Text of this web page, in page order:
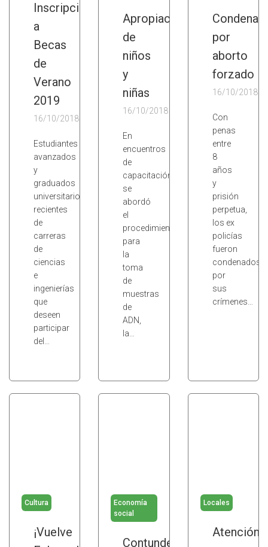
Inscripción
a
Becas
de
Verano
2019
16/10/2018
Estudiantes
avanzados
y
graduados
universitarios
recientes
de
carreras
de
ciencias
e
ingenierías
que
deseen
participar
del…
Apropiación
de
niños
y
niñas
16/10/2018
En
encuentros
de
capacitación
se
abordó
el
procedimiento
para
la
toma
de
muestras
de
ADN,
la…
Condena
por
aborto
forzado
16/10/2018
Con
penas
entre
8
años
y
prisión
perpetua,
los ex
policías
fueron
condenados
por
sus
crímenes…
Cultura
¡Vuelve
Economía
social
Contundente
Locales
Atención